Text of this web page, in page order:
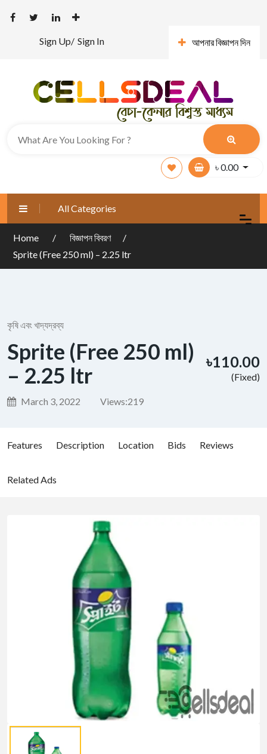
Sign Up/ Sign In আপনার বিজ্ঞাপন দিন
৳0.00
All Categories
Home
বিজ্ঞাপন বিবরণ
Sprite (Free 250 ml) – 2.25 ltr
কৃষি এবং খাদ্যদ্রব্য
Sprite (Free 250 ml)
– 2.25 ltr
March 3, 2022 Views:219
৳110.00
(Fixed)
Features Description Location Bids Reviews
Related Ads